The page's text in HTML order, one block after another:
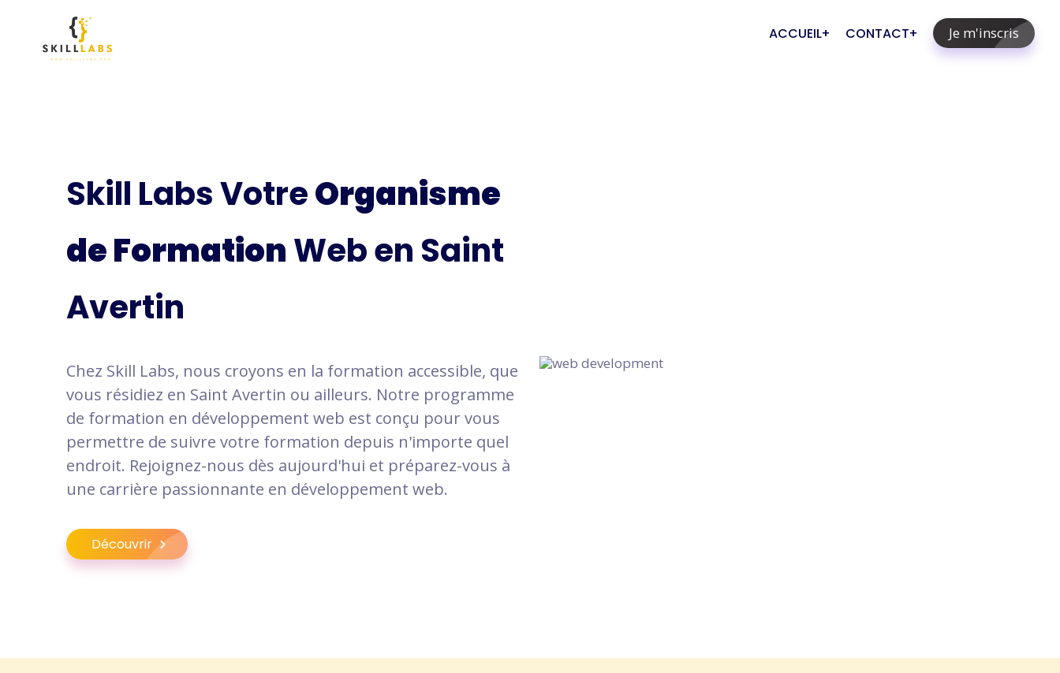
ACCUEIL CONTACT Je m'inscris
Skill Labs VotreOrganisme
de FormationWeb en Saint
Avertin
Chez Skill Labs, nous croyons en la formation accessible, que
vous résidiez en Saint Avertin ou ailleurs. Notre programme
de formation en développement web est conçu pour vous
permettre de suivre votre formation depuis n'importe quel
endroit. Rejoignez-nous dès aujourd'hui et préparez-vous à
une carrière passionnante en développement web.
Découvrir